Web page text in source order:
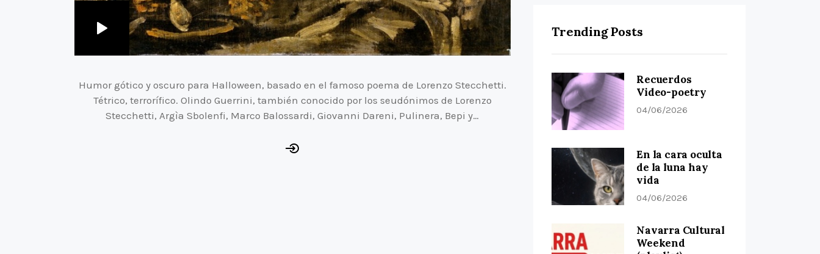
Humor gótico y oscuro para Halloween, basado en el famoso poema de Lorenzo Stecchetti.
Tétrico, terrorífico. Olindo Guerrini, también conocido por los seudónimos de Lorenzo
Stecchetti, Argìa Sbolenfi, Marco Balossardi, Giovanni Dareni, Pulinera, Bepi y…
Trending Posts
Recuerdos
Video-poetry
04/06/2026
En la cara oculta
de la luna hay
vida
04/06/2026
Navarra Cultural
Weekend